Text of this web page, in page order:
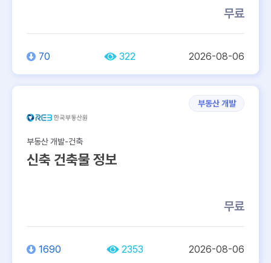
무료
70 322 2026-08-06
부동산 개발
부동산 개발-건축
신축 건축물 정보
무료
1690 2353 2026-08-06